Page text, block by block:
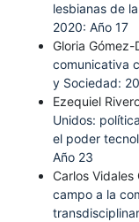
lesbianas de
2020: Año 17
Gloria Gómez-
comunicativa
y Sociedad:
Ezequiel
Unidos:
el poder
Año 23
Carlos Vidales
campo a la